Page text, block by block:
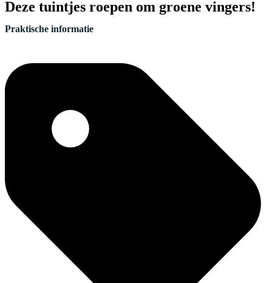
Deze tuintjes roepen om groene vingers!
Praktische informatie